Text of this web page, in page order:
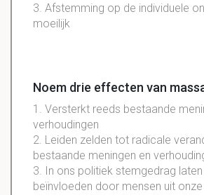
3. Afstemming op de individuele
moeilijk
Noem drie effecten van
1. Versterkt reeds bestaande
verhoudingen
2. Leiden zelden tot radicale
bestaande meningen en
3. In ons politiek stemgedrag
beïnvloeden door mensen uit